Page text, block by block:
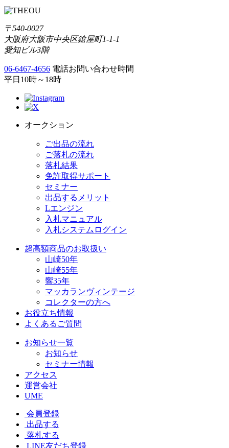
〒540-0027
大阪府大阪市中央区鎗屋町1-1-1
愛知ビル3階
06-6467-4656 電話お問い合わせ時間
平日10時～18時
オークション
ご出品の流れ
ご落札の流れ
落札結果
免許取得サポート
セミナー
出品するメリット
Lエンジン
入札マニュアル
入札システムログイン
超高額商品のお取扱い
山崎50年
山崎55年
響35年
マッカランヴィンテージ
コレクターの方へ
お役立ち情報
よくあるご質問
お知らせ一覧
お知らせ
セミナー情報
アクセス
運営会社
UME
会員登録
出品する
落札する
LINE友だち登録